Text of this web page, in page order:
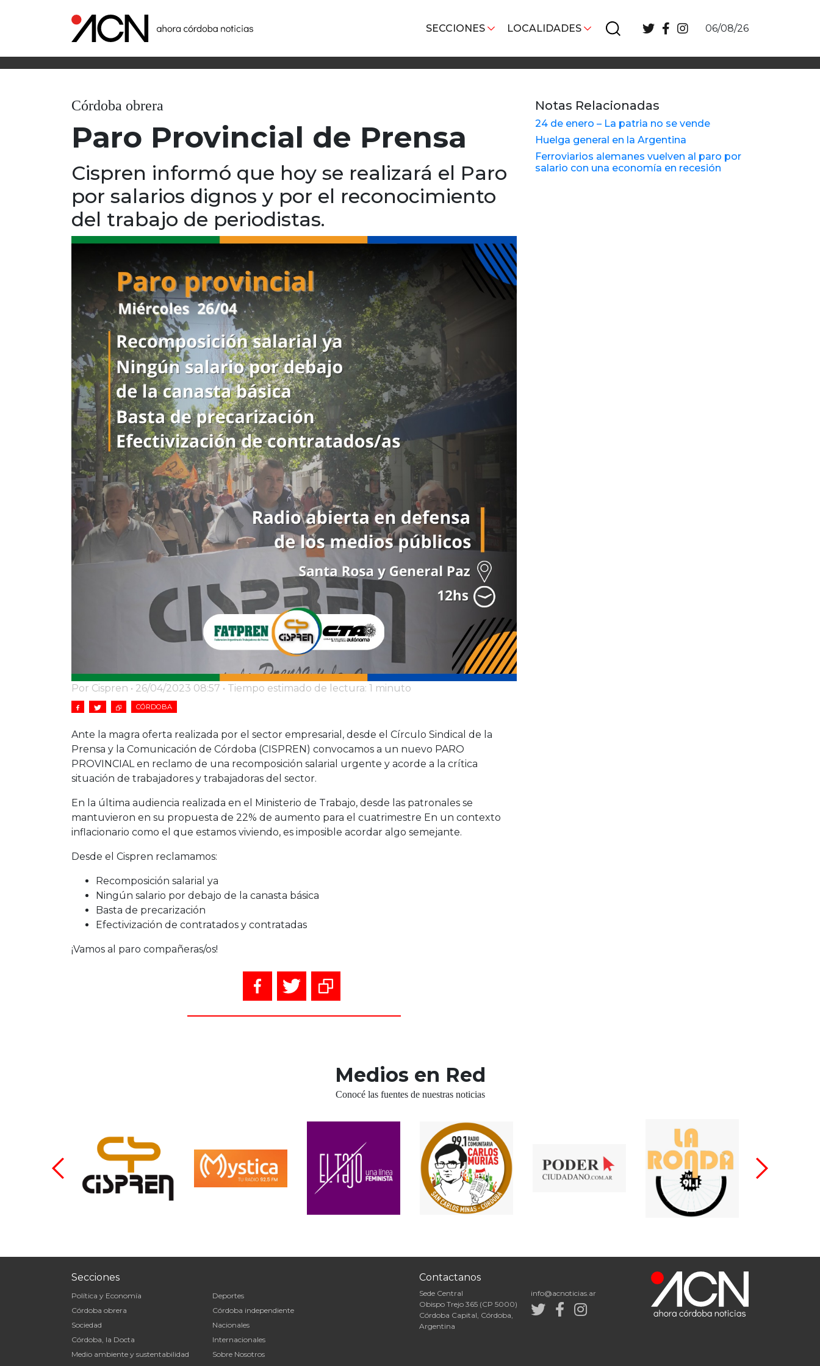
SECCIONES LOCALIDADES 06/08/26
Córdoba obrera
Paro Provincial de Prensa
Cispren informó que hoy se realizará el Paro
por salarios dignos y por el reconocimiento
del trabajo de periodistas.
Por Cispren • 26/04/2023 08:57 • Tiempo estimado de lectura: 1 minuto
CÓRDOBA
Ante la magra oferta realizada por el sector empresarial, desde el Círculo Sindical de la
Prensa y la Comunicación de Córdoba (CISPREN) convocamos a un nuevo PARO
PROVINCIAL en reclamo de una recomposición salarial urgente y acorde a la crítica
situación de trabajadores y trabajadoras del sector.
En la última audiencia realizada en el Ministerio de Trabajo, desde las patronales se
mantuvieron en su propuesta de 22% de aumento para el cuatrimestre En un contexto
inflacionario como el que estamos viviendo, es imposible acordar algo semejante.
Desde el Cispren reclamamos:
Recomposición salarial ya
Ningún salario por debajo de la canasta básica
Basta de precarización
Efectivización de contratados y contratadas
¡Vamos al paro compañeras/os!
Notas Relacionadas
24 de enero – La patria no se vende
Huelga general en la Argentina
Ferroviarios alemanes vuelven al paro por
salario con una economía en recesión
Medios en Red
Conocé las fuentes de nuestras noticias
Secciones
Política y Economía
Córdoba obrera
Sociedad
Córdoba, la Docta
Medio ambiente y sustentabilidad
Deportes
Córdoba independiente
Nacionales
Internacionales
Sobre Nosotros
Contactanos
Sede Central
Obispo Trejo 365 (CP 5000)
Córdoba Capital, Córdoba,
Argentina
info@acnoticias.ar